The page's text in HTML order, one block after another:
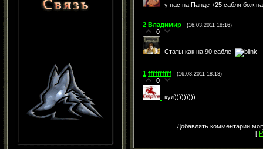
у нас на Панде +25 сабля бож
2 Владимир (16.03.2011 18:16)
0
Статы как на 90 сабле!
1 ffffffffff (16.03.2011 18:13)
0
кул)))))))))
Добавлять комментарии
[